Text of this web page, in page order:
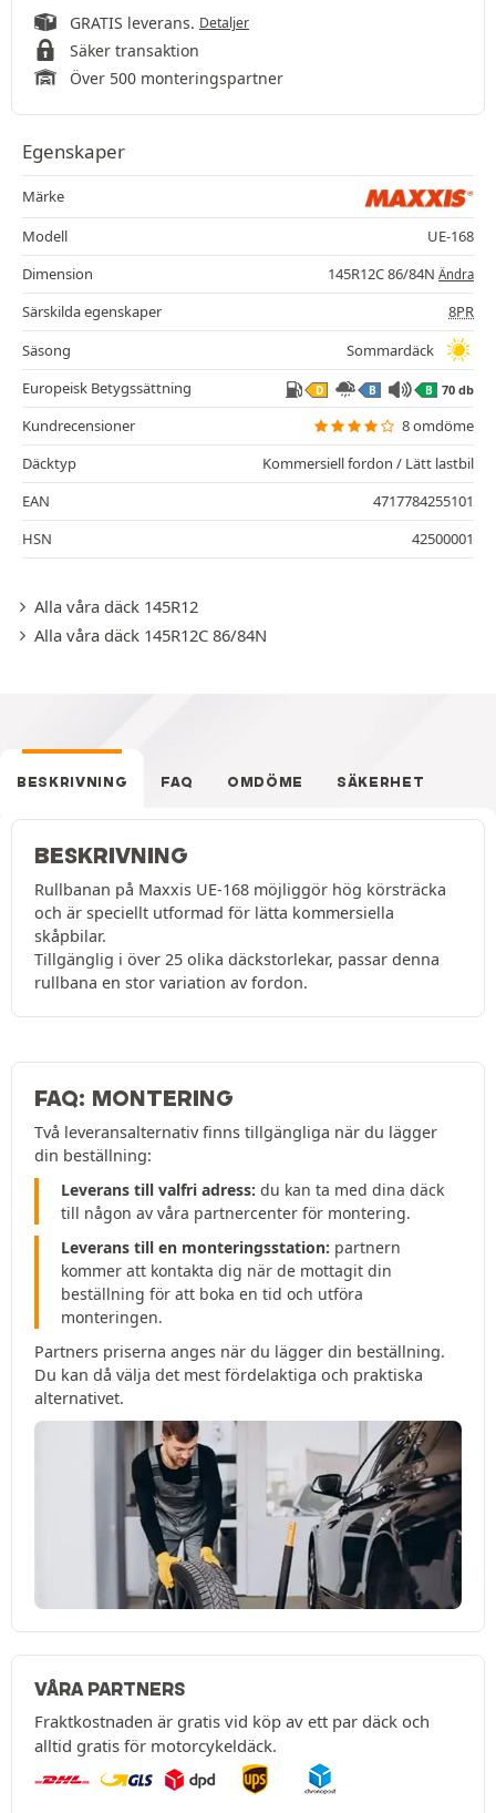
GRATIS leverans. Detaljer
Säker transaktion
Över 500 monteringspartner
Egenskaper
Märke
Modell
UE-168
Dimension
145R12C 86/84N Ändra
Särskilda egenskaper
8PR
Säsong
Sommardäck
Europeisk Betygssättning
D B B 70 db
Kundrecensioner
8 omdöme
Däcktyp
Kommersiell fordon / Lätt lastbil
EAN
4717784255101
HSN
42500001
Alla våra däck 145R12
Alla våra däck 145R12C 86/84N
BESKRIVNING FAQ OMDÖME SÄKERHET
BESKRIVNING
Rullbanan på Maxxis UE-168 möjliggör hög körsträcka
och är speciellt utformad för lätta kommersiella
skåpbilar.
Tillgänglig i över 25 olika däckstorlekar, passar denna
rullbana en stor variation av fordon.
FAQ: MONTERING
Två leveransalternativ finns tillgängliga när du lägger
din beställning:
Leverans till valfri adress: du kan ta med dina däck
till någon av våra partnercenter för montering.
Leverans till en monteringsstation: partnern
kommer att kontakta dig när de mottagit din
beställning för att boka en tid och utföra
monteringen.
Partners priserna anges när du lägger din beställning.
Du kan då välja det mest fördelaktiga och praktiska
alternativet.
VÅRA PARTNERS
Fraktkostnaden är gratis vid köp av ett par däck och
alltid gratis för motorcykeldäck.